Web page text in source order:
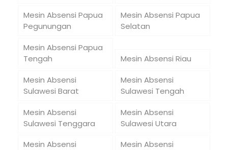
Mesin Absensi Papua
Pegunungan
Mesin Absensi Papua
Selatan
Mesin Absensi Papua
Tengah
Mesin Absensi Riau
Mesin Absensi
Sulawesi Barat
Mesin Absensi
Sulawesi Tengah
Mesin Absensi
Sulawesi Tenggara
Mesin Absensi
Sulawesi Utara
Mesin Absensi
Mesin Absensi